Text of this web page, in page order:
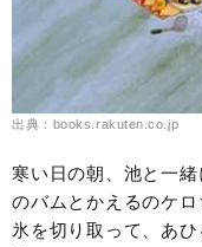
出典：books.rakuten.co.jp
寒い日の朝、池と一
のバムとかえるのケロ
氷を切り取って、あ